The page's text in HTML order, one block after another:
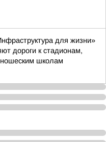
для жизни»
дороги к стадионам,
школам